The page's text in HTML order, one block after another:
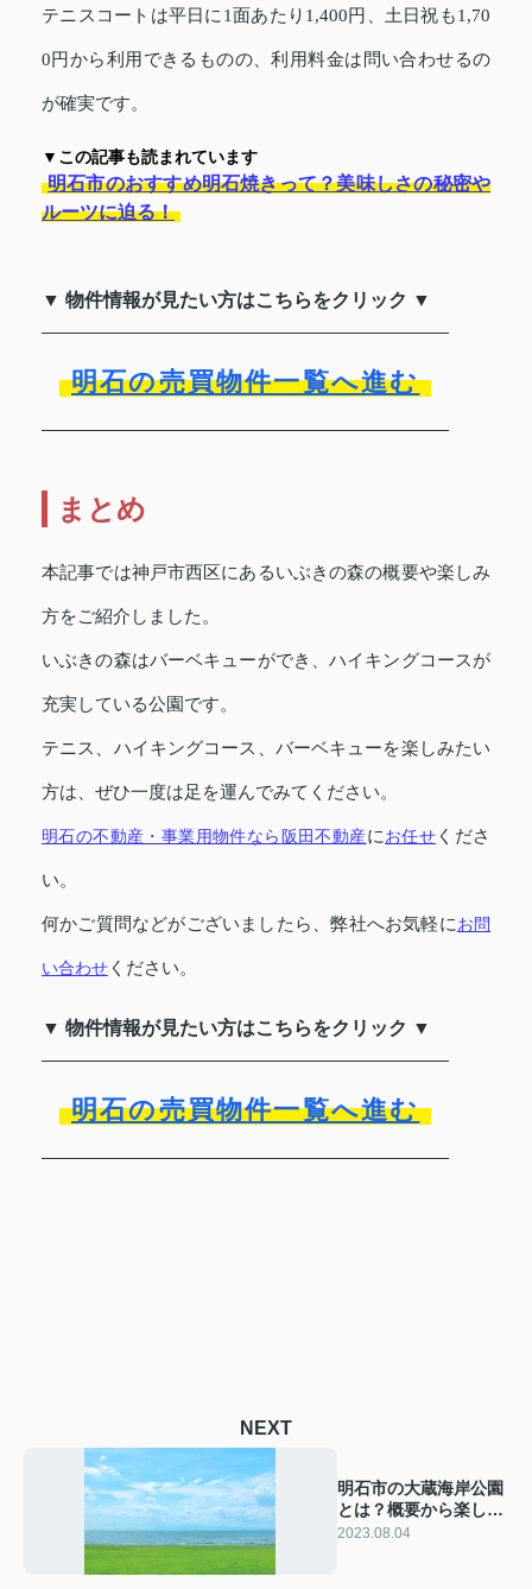
テニスコートは平日に1面あたり1,400円、土日祝も1,70
0円から利用できるものの、利用料金は問い合わせるの
が確実です。
▼この記事も読まれています
明石市のおすすめ明石焼きって？美味しさの秘密や
ルーツに迫る！
▼ 物件情報が見たい方はこちらをクリック ▼
明石の売買物件一覧へ進む
まとめ
本記事では神戸市西区にあるいぶきの森の概要や楽しみ
方をご紹介しました。
いぶきの森はバーベキューができ、ハイキングコースが
充実している公園です。
テニス、ハイキングコース、バーベキューを楽しみたい
方は、ぜひ一度は足を運んでみてください。
明石の不動産・事業用物件なら 阪田不動産にお任せ くださ
い。
何かご質問などがございましたら、弊社へお気軽にお問
い合わせ ください。
▼ 物件情報が見たい方はこちらをクリック ▼
明石の売買物件一覧へ進む
NEXT
明石市の大蔵海岸公園
とは？概要から楽しみ
方をご紹介
2023.08.04